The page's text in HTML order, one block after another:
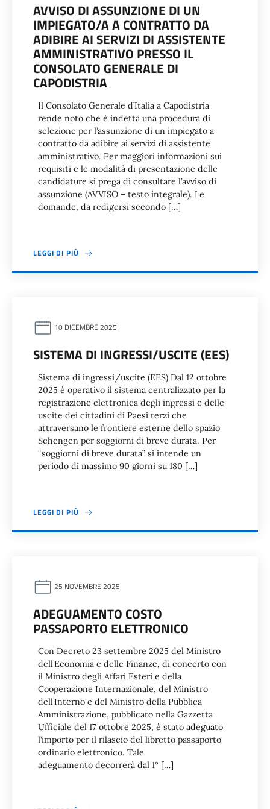
AVVISO DI ASSUNZIONE DI UN
IMPIEGATO/A A CONTRATTO DA
ADIBIRE AI SERVIZI DI ASSISTENTE
AMMINISTRATIVO PRESSO IL
CONSOLATO GENERALE DI
CAPODISTRIA
Il Consolato Generale d’Italia a Capodistria
rende noto che è indetta una procedura di
selezione per l’assunzione di un impiegato a
contratto da adibire ai servizi di assistente
amministrativo. Per maggiori informazioni sui
requisiti e le modalità di presentazione delle
candidature si prega di consultare l’avviso di
assunzione (AVVISO – testo integrale). Le
domande, da redigersi secondo […]
LEGGI DI PIÙ
10 DICEMBRE 2025
SISTEMA DI INGRESSI/USCITE (EES)
Sistema di ingressi/uscite (EES) Dal 12 ottobre
2025 è operativo il sistema centralizzato per la
registrazione elettronica degli ingressi e delle
uscite dei cittadini di Paesi terzi che
attraversano le frontiere esterne dello spazio
Schengen per soggiorni di breve durata. Per
“soggiorni di breve durata” si intende un
periodo di massimo 90 giorni su 180 […]
LEGGI DI PIÙ
25 NOVEMBRE 2025
ADEGUAMENTO COSTO
PASSAPORTO ELETTRONICO
Con Decreto 23 settembre 2025 del Ministro
dell’Economia e delle Finanze, di concerto con
il Ministro degli Affari Esteri e della
Cooperazione Internazionale, del Ministro
dell’Interno e del Ministro della Pubblica
Amministrazione, pubblicato nella Gazzetta
Ufficiale del 17 ottobre 2025, è stato adeguato
l’importo per il rilascio del libretto passaporto
ordinario elettronico. Tale
adeguamento decorrerà dal 1° […]